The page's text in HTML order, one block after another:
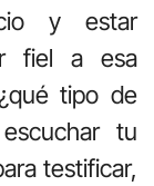
y estar
fiel a esa
tipo de
tu
testificar,